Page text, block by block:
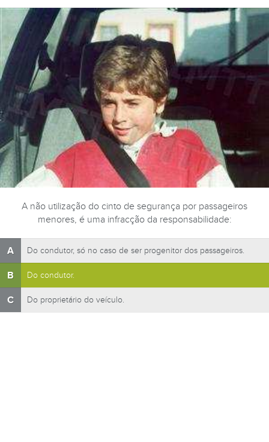
A não utilização do cinto de segurança por passageiros
menores, é uma infracção da responsabilidade:
A Do condutor, só no caso de ser progenitor dos passageiros.
B Do condutor.
C Do proprietário do veículo.